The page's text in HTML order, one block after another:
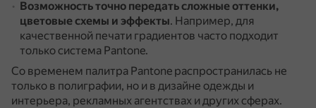
Возможность точно передать сложные оттенки,
цветовые схемы и эффекты. Например, для
качественной печати градиентов часто подходит
только система Pantone.
Со временем палитра Pantone распространилась не
только в полиграфии, но и в дизайне одежды и
интерьера, рекламных агентствах и других сферах.